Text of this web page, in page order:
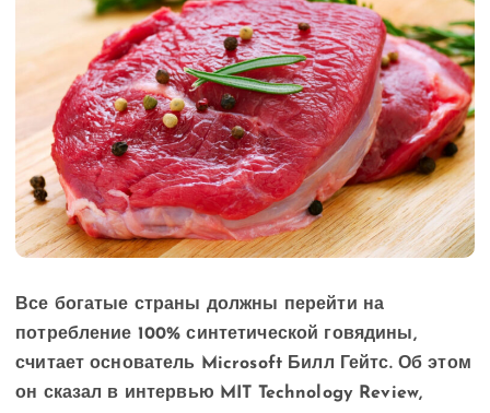
Все богатые страны должны перейти на
потребление 100% синтетической говядины,
считает основатель Microsoft Билл Гейтс. Об этом
он сказал в интервью MIT Technology Review,